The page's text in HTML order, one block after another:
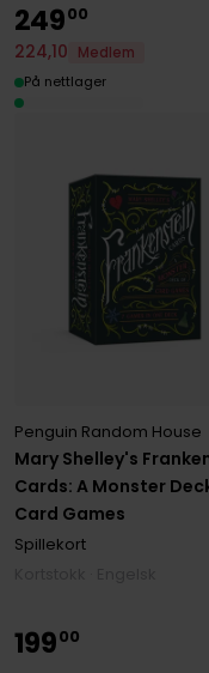
Mary Shelley's
Cards: A Monster
Card Games
Penguin Random House
Spillekort
24900
224,10
Medlem
På nettlager
19900